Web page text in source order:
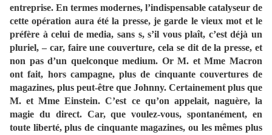
entreprise. En termes modernes, l’indispensable catalyseur de
cette opération aura été la presse, je garde le vieux mot et le
préfère à celui de media, sans s, s’il vous plaît, c’est déjà un
pluriel, – car, faire une couverture, cela se dit de la presse, et
non pas d’un quelconque medium. Or M. et Mme Macron
ont fait, hors campagne, plus de cinquante couvertures de
magazines, plus peut-être que Johnny. Certainement plus que
M. et Mme Einstein. C’est ce qu’on appelait, naguère, la
magie du direct. Car, que voulez-vous, spontanément, en
toute liberté, plus de cinquante magazines, ou les mêmes plus